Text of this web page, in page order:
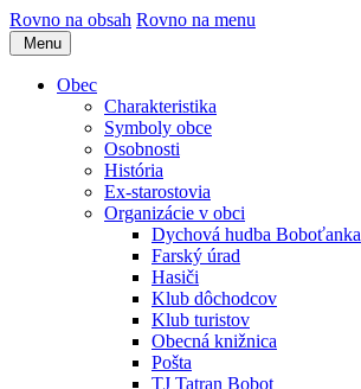
Rovno na obsah Rovno na menu
Menu
Obec
Charakteristika
Symboly obce
Osobnosti
História
Ex-starostovia
Organizácie v obci
Dychová hudba Boboťanka
Farský úrad
Hasiči
Klub dôchodcov
Klub turistov
Obecná knižnica
Pošta
TJ Tatran Bobot